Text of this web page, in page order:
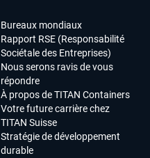
Bureaux mondiaux
Rapport RSE (Responsabilité
Sociétale des Entreprises)
Nous serons ravis de vous
répondre
À propos de TITAN Containers
Votre future carrière chez
TITAN Suisse
Stratégie de développement
durable